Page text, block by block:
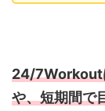
24/7Workout
や、短期間で